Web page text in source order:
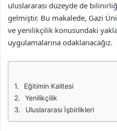
uluslararası düzeyde de
gelmiştir. Bu makalede, Gazi
ve yenilikçilik konusundaki
uygulamalarına odaklanacağız.
Eğitimin Kalitesi
Yenilikçilik
Uluslararası İşbirlikleri